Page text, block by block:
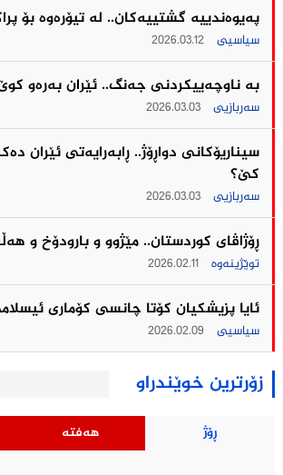
په‌یوه‌ندییه‌ گشتییه‌كان.. له‌ تیۆره‌وه‌ بۆ
سیاسیی 2026.03.12
بە ناوچەییکردنی جەنگ.. ئێران به‌ره‌و
سەربازیی 2026.03.03
سیناریۆکانی دواڕۆژ.. ڕابەرایەتی ئێران
کێ؟
سەربازیی 2026.03.03
ڕۆژاڤای کوردستان.. مێژوو و بارودۆخ و
توێژینەوە 2026.02.11
ئایا پزیشکیان کۆتا چانسی کۆماری
سیاسیی 2026.02.09
زۆرترین خوێندراو
ڕۆژ هەفتە